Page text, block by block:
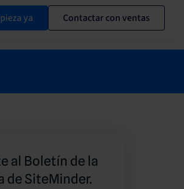
ya Contactar con ventas
al Boletín de la
de SiteMinder.